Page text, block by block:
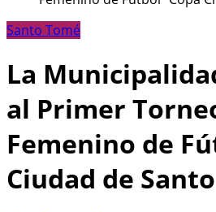
Santo Tomé
La
al Primer
Femenino de
Ciudad de